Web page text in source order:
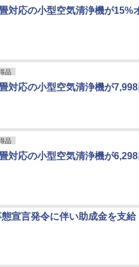
対応の小型空気清浄機が15%
品
対応の小型空気清浄機が7,998
品
対応の小型空気清浄機が6,298
宣言発令に伴い助成金を支給